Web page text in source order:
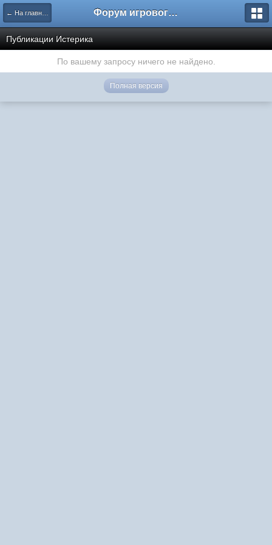
← На главную Форум игрового проекта Riverrise
Публикации Истерика
По вашему запросу ничего не найдено.
Полная версия